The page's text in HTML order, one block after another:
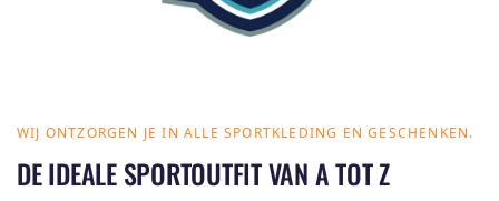
WIJ ONTZORGEN JE IN ALLE SPORTKLEDING EN GESCHENKEN.
DE IDEALE SPORTOUTFIT VAN A TOT Z